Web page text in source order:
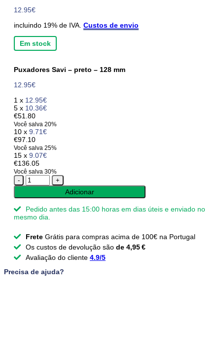
12.95€
incluindo 19% de IVA. Custos de envio
Em stock
Puxadores Savi – preto – 128 mm
12.95€
1 x 12.95€
5 x 10.36€
€51.80
Você salva 20%
10 x 9.71€
€97.10
Você salva 25%
15 x 9.07€
€136.05
Você salva 30%
Quantidade
de
-
preto
128
mm
Adicionar
Pedido antes das 15:00 horas em dias úteis e enviado no
mesmo dia.
Frete Grátis para compras acima de 100€ na Portugal
Os custos de devolução são de 4,95 €
Avaliação do cliente 4.9/5
Precisa de ajuda?